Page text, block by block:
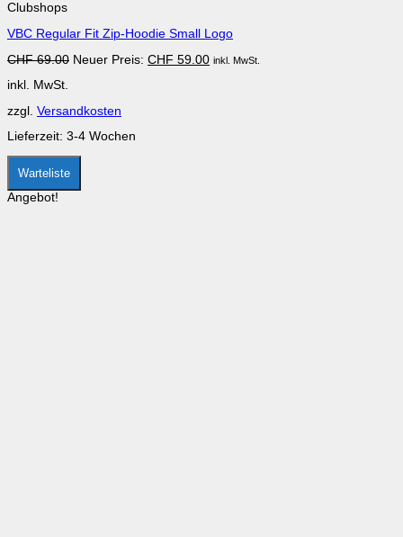
weist
Varianten
Die
können
der
Produktseite
gewählt
werden
Clubshops
VBC Regular Fit Zip-Hoodie Small Logo
CHF69.00 Ursprünglicher
Neuer Preis: CHF 59.00Aktueller
inkl. MwSt.
inkl. MwSt.
zzgl. Versandkosten
Lieferzeit: 3-4 Wochen
Warteliste
Angebot!